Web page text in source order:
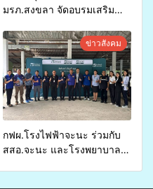
มรภ.สงขลา จัดอบรมเสริม
จ่ายงบกองทุนสุขภาพตำบล
รองรับการจัดบริการพาหนะรับ
ส่งผู้ทุพพลภาพเพื่อเข้ารับ
บริการสาธารณสุข ลดความ
เหลื่อมล้ำ ยกระดับคุณภาพ
ชีวิตประชาชนอย่างยั่งยืน
ข่าวสังคม
กฟผ.โรงไฟฟ้าจะนะ ร่วมกับ
สสอ.จะนะ และโรงพยาบาล